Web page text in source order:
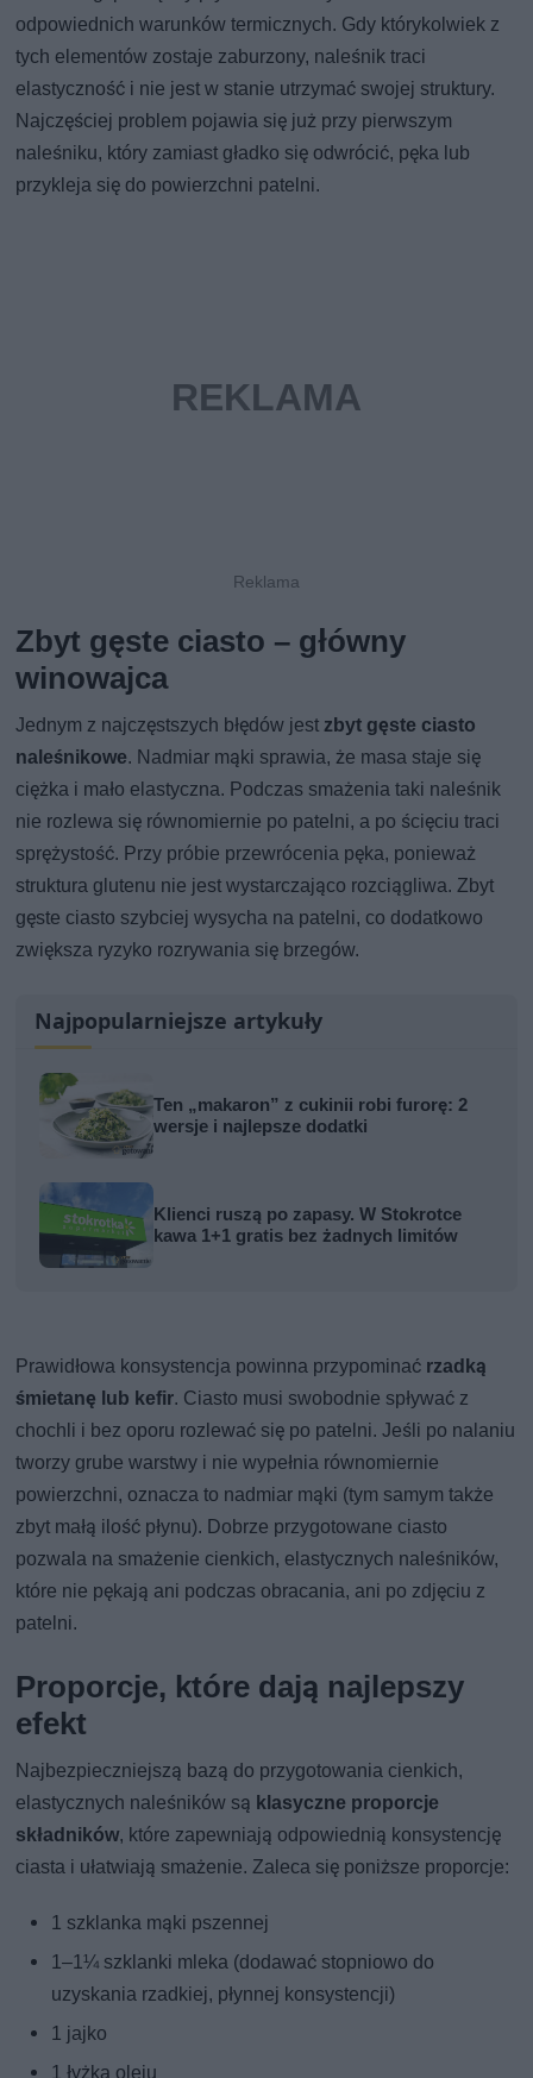
odpowiednich warunków termicznych. Gdy którykolwiek z
tych elementów zostaje zaburzony, naleśnik traci
elastyczność i nie jest w stanie utrzymać swojej struktury.
Najczęściej problem pojawia się już przy pierwszym
naleśniku, który zamiast gładko się odwrócić, pęka lub
przykleja się do powierzchni patelni.
Zbyt gęste ciasto – główny
winowajca
Jednym z najczęstszych błędów jest zbyt gęste ciasto
naleśnikowe. Nadmiar mąki sprawia, że masa staje się
ciężka i mało elastyczna. Podczas smażenia taki naleśnik
nie rozlewa się równomiernie po patelni, a po ścięciu traci
sprężystość. Przy próbie przewrócenia pęka, ponieważ
struktura glutenu nie jest wystarczająco rozciągliwa. Zbyt
gęste ciasto szybciej wysycha na patelni, co dodatkowo
zwiększa ryzyko rozrywania się brzegów.
Najpopularniejsze artykuły
Ten „makaron” z cukinii robi furorę: 2
wersje i najlepsze dodatki
Klienci ruszą po zapasy. W Stokrotce
kawa 1+1 gratis bez żadnych limitów
Prawidłowa konsystencja powinna przypominać rzadką
śmietanę lub kefir. Ciasto musi swobodnie spływać z
chochli i bez oporu rozlewać się po patelni. Jeśli po nalaniu
tworzy grube warstwy i nie wypełnia równomiernie
powierzchni, oznacza to nadmiar mąki (tym samym także
zbyt małą ilość płynu). Dobrze przygotowane ciasto
pozwala na smażenie cienkich, elastycznych naleśników,
które nie pękają ani podczas obracania, ani po zdjęciu z
patelni.
Proporcje, które dają najlepszy
efekt
Najbezpieczniejszą bazą do przygotowania cienkich,
elastycznych naleśników są klasyczne proporcje
składników, które zapewniają odpowiednią konsystencję
ciasta i ułatwiają smażenie. Zaleca się poniższe proporcje:
1 szklanka mąki pszennej
1–1¼ szklanki mleka (dodawać stopniowo do
uzyskania rzadkiej, płynnej konsystencji)
1 jajko
1 łyżka oleju